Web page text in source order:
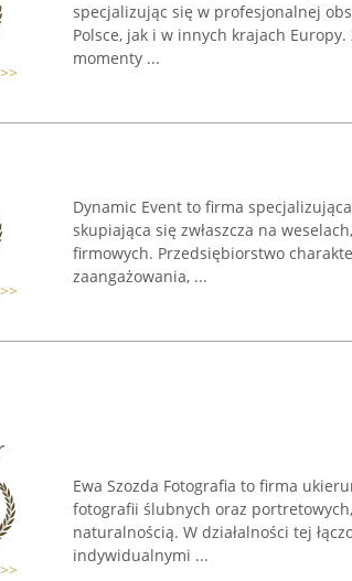
specjalizując się w profesjonalnej
Polsce, jak i w innych krajach
momenty ...
Dynamic Event to firma
skupiająca się zwłaszcza na
firmowych. Przedsiębiorstwo
zaangażowania, ...
Ewa Szozda Fotografia to firma
fotografii ślubnych oraz
naturalnością. W działalności tej
indywidualnymi ...